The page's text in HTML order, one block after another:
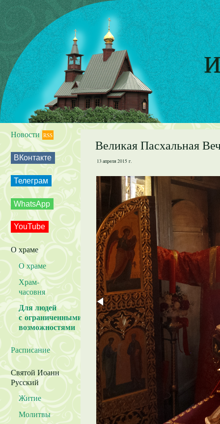
Новости RSS
ВКонтакте
Телеграм
WhatsApp
YouTube
О храме
О храме
Храм-
часовня
Для людей
с ограниченными
возможностями
Расписание
Святой Иоанн
Русский
Житие
Молитвы
Великая Пасхальная
13 апреля 2015 г.